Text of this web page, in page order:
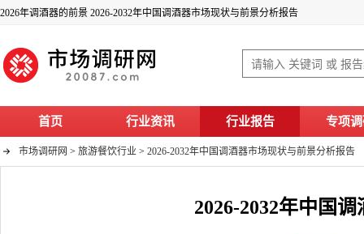
2026年调酒器的前景 2026-2032年中国调酒器市场现状与前景分析报告
首页 行业资讯 行业报告 专项
市场调研网 > 旅游餐饮行业 > 2026-2032年中国调酒器市场现状与前景分析报告
2026-2032年中国